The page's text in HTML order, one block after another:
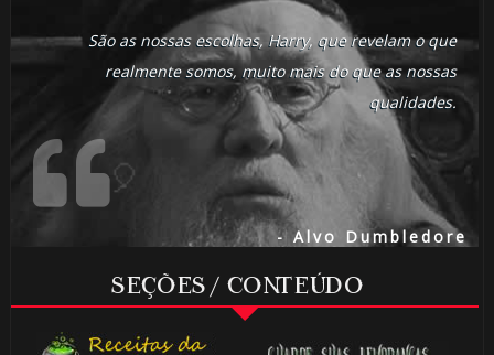
São as nossas escolhas, Harry, que revelam o que
realmente somos, muito mais do que as nossas
qualidades.
- Alvo Dumbledore
SEÇÕES / CONTEÚDO
🎂
⚡
⚡